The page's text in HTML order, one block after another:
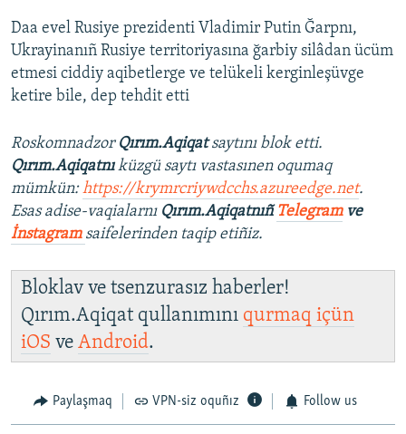
Daa evel Rusiye prezidenti Vladimir Putin Ğarpnı,
Ukrayinanıñ Rusiye territoriyasına ğarbiy silâdan ücüm
etmesi ciddiy aqibetlerge ve telükeli kerginleşüvge
ketire bile, dep tehdit etti
Roskomnadzor Qırım.Aqiqatsaytını blok etti.
Qırım.Aqiqatnıküzgü saytı vastasınen oqumaq
mümkün:https://krymrcriywdcchs.azureedge.net.
Esas adise-vaqialarnı Qırım.Aqiqatnıñ Telegramve
İnstagram saifelerinden taqip etiñiz.
Bloklav ve tsenzurasız haberler!
Qırım.Aqiqat qullanımını qurmaq içün
iOS ve Android.
Paylaşmaq VPN-siz oquñız Follow us